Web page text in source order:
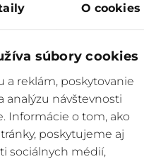
O cookies
súbory cookies
a reklám, poskytovanie
analýzu návštevnosti
Informácie o tom, ako
poskytujeme aj
sociálnych médií,
kamery
internetovej
strediská
Resorts
→